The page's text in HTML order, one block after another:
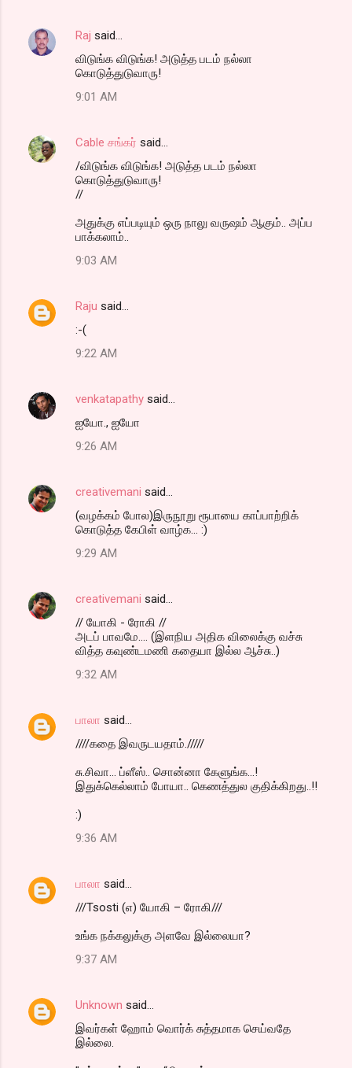
Raj said…
விடுங்க விடுங்க! அடுத்த படம் நல்லா
கொடுத்துடுவாரு!
9:01 AM
Cable சங்கர் said…
/விடுங்க விடுங்க! அடுத்த படம் நல்லா
கொடுத்துடுவாரு!
//
அதுக்கு எப்படியும் ஒரு நாலு வருஷம் ஆகும்.. அப்ப
பாக்கலாம்..
9:03 AM
Raju said…
:-(
9:22 AM
venkatapathy said…
ஐயோ., ஐயோ
9:26 AM
creativemani said…
(வழக்கம் போல)இருநூறு ரூபாயை காப்பாற்றிக்
கொடுத்த கேபிள் வாழ்க... :)
9:29 AM
creativemani said…
// யோகி - ரோகி //
அடப் பாவமே.... (இளநிய அதிக விலைக்கு வச்சு
வித்த கவுண்டமணி கதையா இல்ல ஆச்சு..)
9:32 AM
பாலா said…
////கதை இவருடயதாம்./////
சு.சிவா... ப்ளீஸ்.. சொன்னா கேளுங்க...!
இதுக்கெல்லாம் போயா.. கெணத்துல குதிக்கிறது..!!
:)
9:36 AM
பாலா said…
///Tsosti (எ) யோகி – ரோகி///
உங்க நக்கலுக்கு அளவே இல்லையா?
9:37 AM
Unknown said…
இவர்கள் ஹோம் வொர்க் சுத்தமாக செய்வதே
இல்லை.